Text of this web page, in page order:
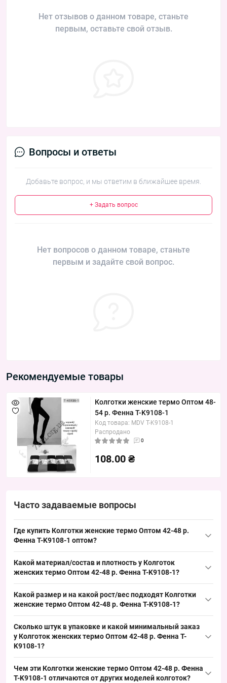
Нет отзывов о данном товаре, станьте
первым, оставьте свой отзыв.
Вопросы и ответы
Добавьте вопрос, и мы ответим в ближайшее время.
+ Задать вопрос
Нет вопросов о данном товаре, станьте
первым и задайте свой вопрос.
Рекомендуемые товары
Колготки женские термо Оптом 48-
54 р. Фенна T-K9108-1
Код товара: MDV T-K9108-1
Распродано
0
108.00 ₴
Часто задаваемые вопросы
Где купить Колготки женские термо Оптом 42-48 р.
Фенна T-K9108-1 оптом?
можно упаковкой из Одессы 7КМ; это зимняя модель,
спрос в холодный сезон и быстрый оборот на прилавке.
Какой материал/состав и плотность у Колготок
женских термо Оптом 42-48 р. Фенна T-K9108-1?
добавлением эластана; такой состав характерен для зимних
делает модель пригодной для оптовых продаж в пик ноября–
января.
Какой размер и на какой рост/вес подходят Колготки
женские термо Оптом 42-48 р. Фенна T-K9108-1?
числового стандарта, это ходовой размер, покрывающий
широкий диапазон покупателей и упрощающий формирование
Сколько штук в упаковке и какой минимальный заказ
у Колготок женских термо Оптом 42-48 р. Фенна T-
K9108-1?
оформляется упаковкой; такая фасовка удобна для оптовых
Чем эти Колготки женские термо Оптом 42-48 р. Фенна
T-K9108-1 отличаются от других моделей колготок?